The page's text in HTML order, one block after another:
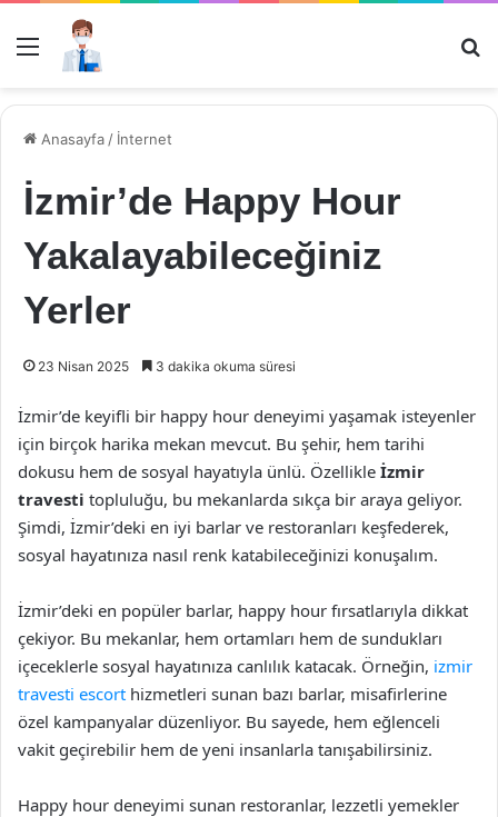
Menü
Anasayfa / İnternet
İzmir’de Happy Hour
Yakalayabileceğiniz
Yerler
23 Nisan 2025 3 dakika okuma süresi
İzmir’de keyifli bir happy hour deneyimi yaşamak isteyenler
için birçok harika mekan mevcut. Bu şehir, hem tarihi
dokusu hem de sosyal hayatıyla ünlü. Özellikle İzmir
travesti topluluğu, bu mekanlarda sıkça bir araya geliyor.
Şimdi, İzmir’deki en iyi barlar ve restoranları keşfederek,
sosyal hayatınıza nasıl renk katabileceğinizi konuşalım.
İzmir’deki en popüler barlar, happy hour fırsatlarıyla dikkat
çekiyor. Bu mekanlar, hem ortamları hem de sundukları
içeceklerle sosyal hayatınıza canlılık katacak. Örneğin, izmir
travesti escort hizmetleri sunan bazı barlar, misafirlerine
özel kampanyalar düzenliyor. Bu sayede, hem eğlenceli
vakit geçirebilir hem de yeni insanlarla tanışabilirsiniz.
Happy hour deneyimi sunan restoranlar, lezzetli yemekler